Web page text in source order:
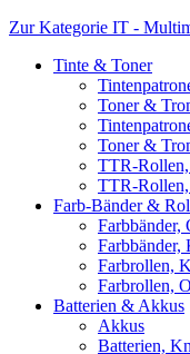
Zur Kategorie IT -
Tinte & Toner
Toner &
Toner &
TTR-
TTR-
Farb-Bänder &
Farbbänder,
Farbbänder,
Farbrollen,
Farbrollen,
Batterien & Akkus
Akkus
Batterien,